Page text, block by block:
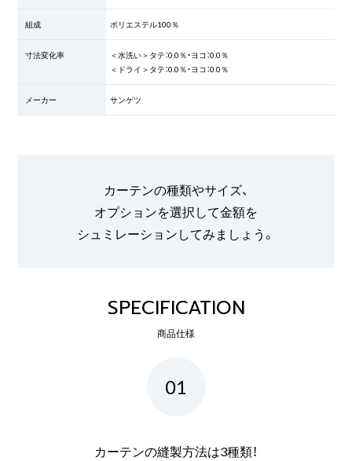
組成 ポリエステル100％
寸法変化率
＜水洗い＞タテ：0.0％・ヨコ：0.0％
＜ドライ＞タテ：0.0％・ヨコ：0.0％
メーカー サンゲツ
カーテンの種類やサイズ、
オプションを選択して金額を
シュミレーションしてみましょう。
SPECIFICATION
商品仕様
01
カーテンの縫製方法は3種類！